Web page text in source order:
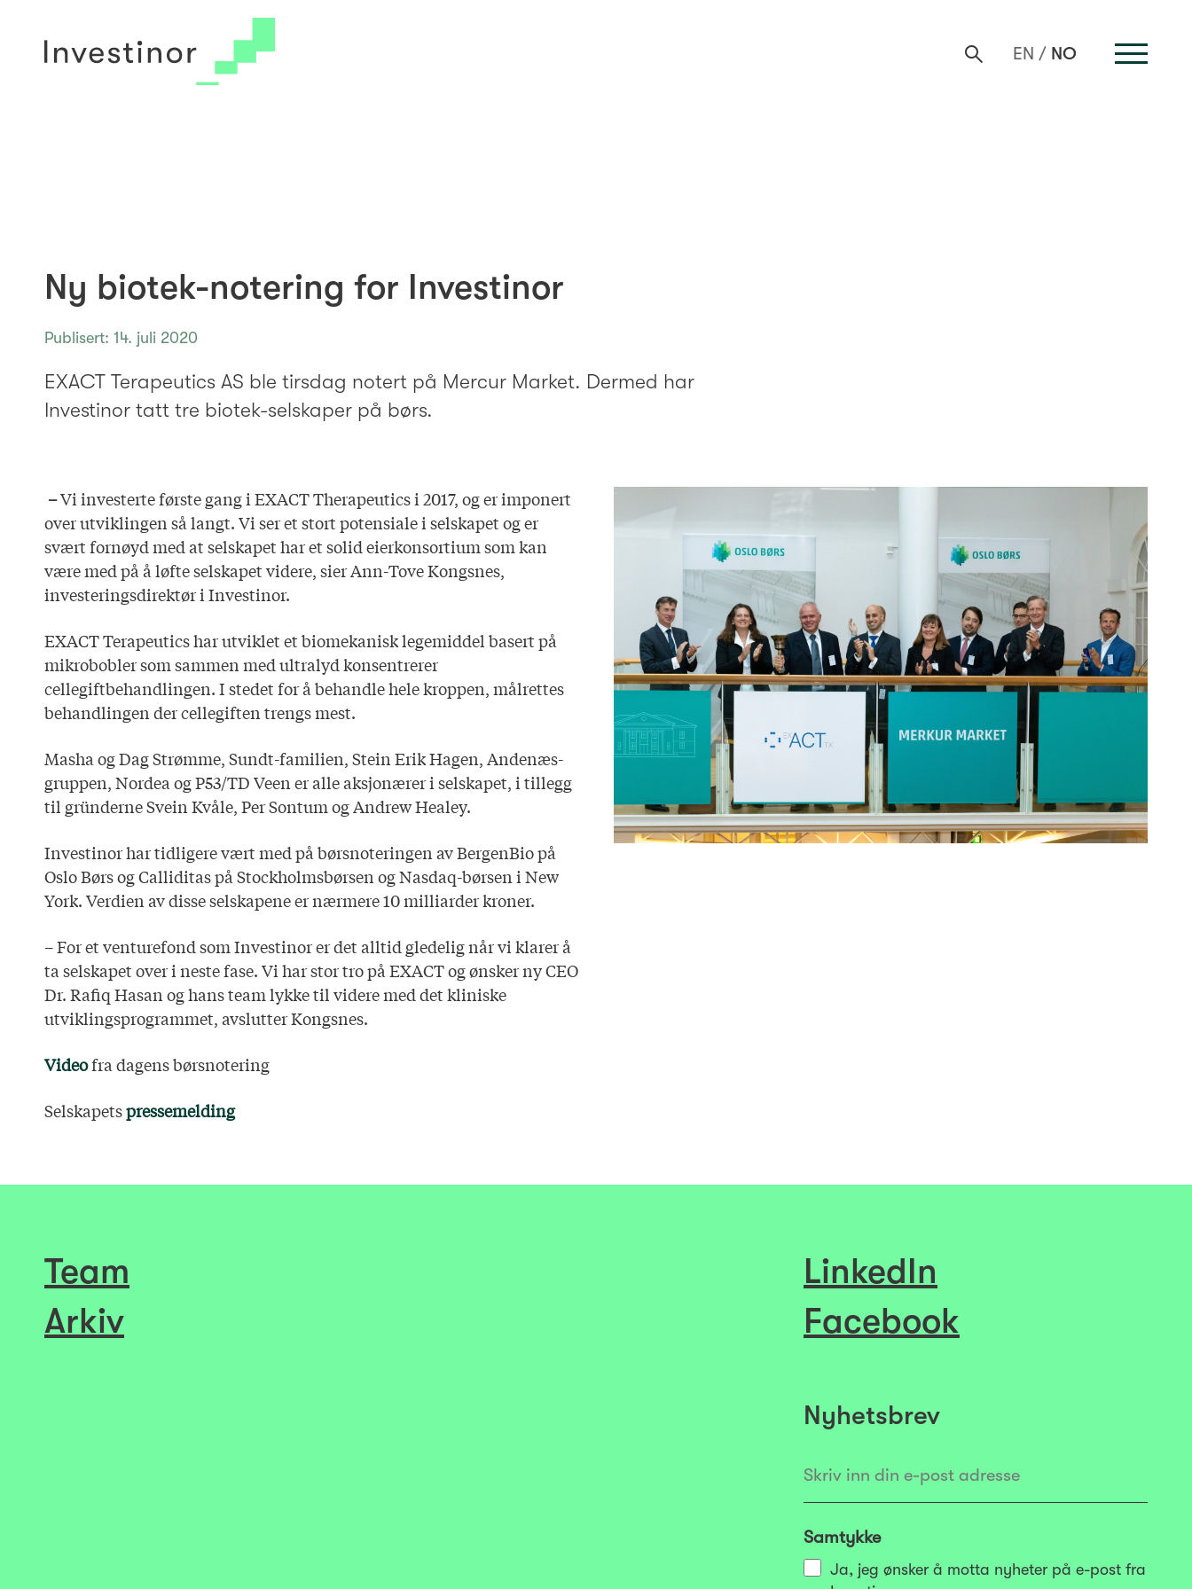
EN NO
Ny biotek-notering for Investinor
Publisert: 14. juli 2020
EXACT Terapeutics AS ble tirsdag notert på Mercur Market. Dermed har
Investinor tatt tre biotek-selskaper på børs.
–Vi investerte første gang i EXACT Therapeutics i 2017, og er imponert
over utviklingen så langt. Vi ser et stort potensiale i selskapet og er
svært fornøyd med at selskapet har et solid eierkonsortium som kan
være med på å løfte selskapet videre, sier Ann-Tove Kongsnes,
investeringsdirektør i Investinor.
EXACT Terapeutics har utviklet et biomekanisk legemiddel basert på
mikrobobler som sammen med ultralyd konsentrerer
cellegiftbehandlingen. I stedet for å behandle hele kroppen, målrettes
behandlingen der cellegiften trengs mest.
Masha og Dag Strømme, Sundt-familien, Stein Erik Hagen, Andenæs-
gruppen, Nordea og P53/TD Veen er alle aksjonærer i selskapet, i tillegg
til gründerne Svein Kvåle, Per Sontum og Andrew Healey.
Investinor har tidligere vært med på børsnoteringen av BergenBio på
Oslo Børs og Calliditas på Stockholmsbørsen og Nasdaq-børsen i New
York. Verdien av disse selskapene er nærmere 10 milliarder kroner.
– For et venturefond som Investinor er det alltid gledelig når vi klarer å
ta selskapet over i neste fase. Vi har stor tro på EXACT og ønsker ny CEO
Dr. Rafiq Hasan og hans team lykke til videre med det kliniske
utviklingsprogrammet, avslutter Kongsnes.
Videofra dagens børsnotering
Selskapetspressemelding
Team
Arkiv
LinkedIn
Facebook
Nyhetsbrev
Samtykke
Ja, jeg ønsker å motta nyheter på e-post fra